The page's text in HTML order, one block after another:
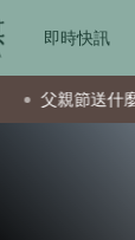
即時快訊
什麼最實用？